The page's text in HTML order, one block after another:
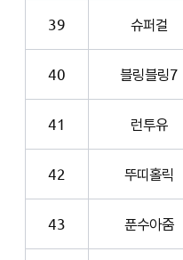
39 슈퍼걸
40 블링블링7
41 런투유
42 뚜띠홀릭
43 푼수아줌